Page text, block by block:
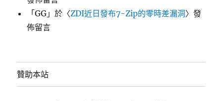
「GG 」於〈ZDI近日發布7-Zip的零時差漏洞〉發
佈留言
贊助本站